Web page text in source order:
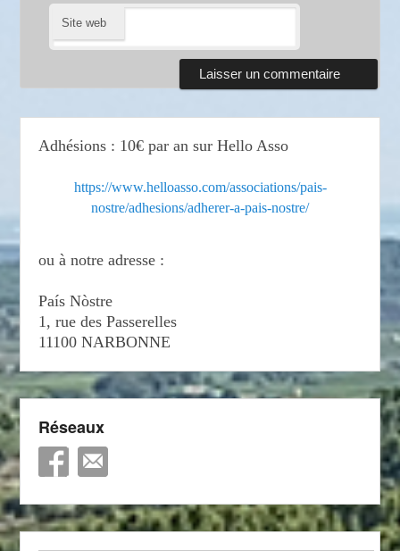
Site web
Adhésions : 10€ par an sur Hello Asso
https://www.helloasso.com/associations/pais-
nostre/adhesions/adherer-a-pais-nostre/
ou à notre adresse :
País Nòstre
1, rue des Passerelles
11100 NARBONNE
Réseaux